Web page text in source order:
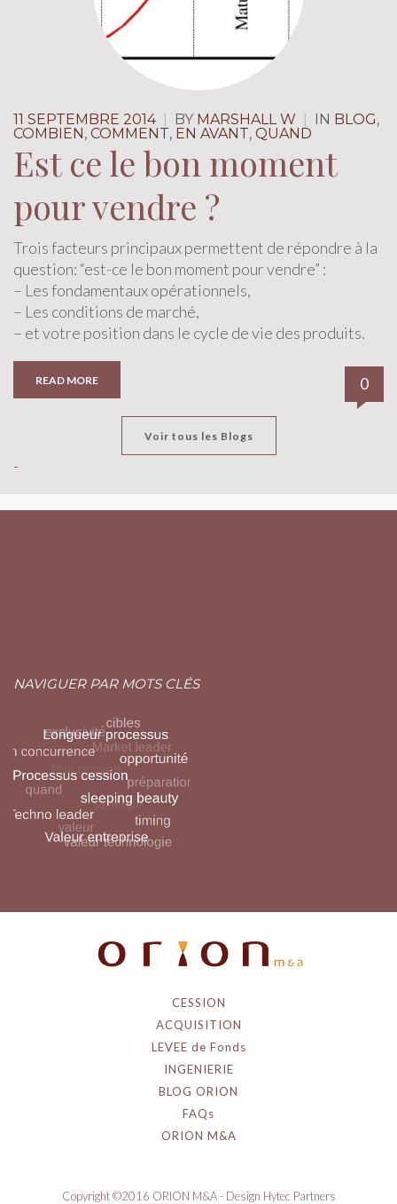
11 SEPTEMBRE 2014 BY MARSHALL W IN BLOG,
COMBIEN , COMMENT, EN AVANT, QUAND
Est ce le bon moment
pour vendre ?
Trois facteurs principaux permettent de répondre à la
question: “est-ce le bon moment pour vendre” :
– Les fondamentaux opérationnels,
– Les conditions de marché,
– et votre position dans le cycle de vie des produits.
READ MORE 0
Voir tous les Blogs
-
NAVIGUER PAR MOTS CLÉS
CESSION
ACQUISITION
LEVEE de Fonds
INGENIERIE
BLOG ORION
FAQs
ORION M&A
Copyright ©2016 ORION M&A - Design Hytec Partners